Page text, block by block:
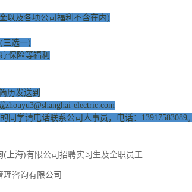
以及各项公司福利不含在内)
三选一)
保险等福利
历发送到
zhouyu3@shanghai-electric.com
学请电话联系公司人事员，电话：13917583089。
(上海)有限公司招聘实习生及全职员工
理咨询有限公司